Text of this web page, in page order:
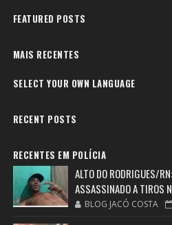
FEATURED POSTS
MAIS RECENTES
SELECT YOUR OWN LANGUAGE
RECENT POSTS
RECENTES EM POLÍCIA
ALTO DO RODRIGUES/
ASSASSINADO A TIROS
BLOG JACÓ COSTA